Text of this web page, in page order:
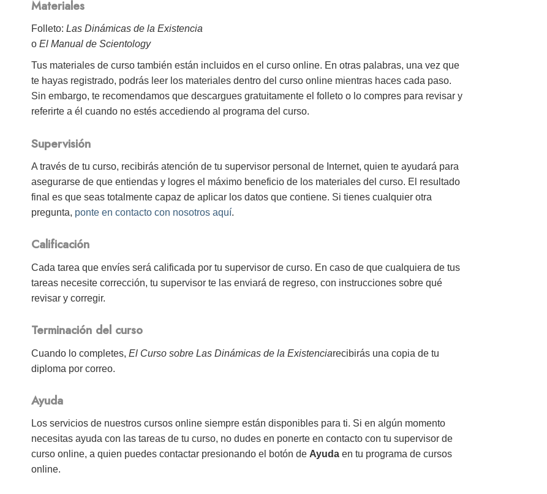
Materiales
Folleto:Las Dinámicas de la Existencia
o El Manual de Scientology
Tus materiales de curso también están incluidos en el curso online. En otras palabras, una vez que
te hayas registrado, podrás leer los materiales dentro del curso online mientras haces cada paso.
Sin embargo, te recomendamos que descargues gratuitamente el folleto o lo compres para revisar y
referirte a él cuando no estés accediendo al programa del curso.
Supervisión
A través de tu curso, recibirás atención de tu supervisor personal de Internet, quien te ayudará para
asegurarse de que entiendas y logres el máximo beneficio de los materiales del curso. El resultado
final es que seas totalmente capaz de aplicar los datos que contiene. Si tienes cualquier otra
pregunta, ponte en contacto con nosotros aquí.
Calificación
Cada tarea que envíes será calificada por tu supervisor de curso. En caso de que cualquiera de tus
tareas necesite corrección, tu supervisor te las enviará de regreso, con instrucciones sobre qué
revisar y corregir.
Terminación del curso
Cuando lo completes,El Curso sobre Las Dinámicas de la Existenciarecibirás una copia de tu
diploma por correo.
Ayuda
Los servicios de nuestros cursos online siempre están disponibles para ti. Si en algún momento
necesitas ayuda con las tareas de tu curso, no dudes en ponerte en contacto con tu supervisor de
curso online, a quien puedes contactar presionando el botón de Ayuda en tu programa de cursos
online.